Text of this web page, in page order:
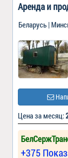
Аренда и
Беларусь |
Цена за месяц:
+375